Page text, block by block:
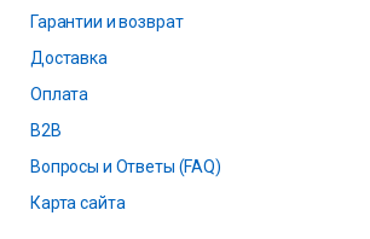
Гарантии и возврат
Доставка
Оплата
B2B
Вопросы и Ответы (FAQ)
Карта сайта